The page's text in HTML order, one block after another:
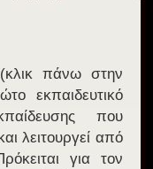
πάνω στην
εκπαιδευτικό
που
λειτουργεί από
για τον